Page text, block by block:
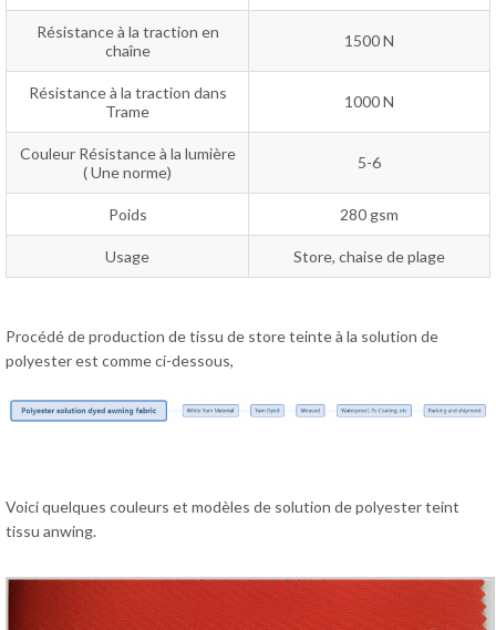
Résistance à la traction en
chaîne
1500 N
Résistance à la traction dans
Trame
1000 N
Couleur Résistance à la lumière
( Une norme)
5-6
Poids 280 gsm
Usage Store, chaise de plage
Procédé de production de tissu de store teinte à la solution de
polyester est comme ci-dessous,
Voici quelques couleurs et modèles de solution de polyester teint
tissu anwing.